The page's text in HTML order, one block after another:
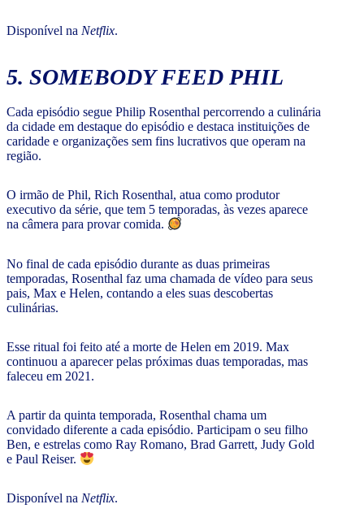
Disponível na Netflix.
5. SOMEBODY FEED PHIL
Cada episódio segue Philip Rosenthal percorrendo a culinária
da cidade em destaque do episódio e destaca instituições de
caridade e organizações sem fins lucrativos que operam na
região.
O irmão de Phil, Rich Rosenthal, atua como produtor
executivo da série, que tem 5 temporadas, às vezes aparece
na câmera para provar comida.
No final de cada episódio durante as duas primeiras
temporadas, Rosenthal faz uma chamada de vídeo para seus
pais, Max e Helen, contando a eles suas descobertas
culinárias.
Esse ritual foi feito até a morte de Helen em 2019. Max
continuou a aparecer pelas próximas duas temporadas, mas
faleceu em 2021.
A partir da quinta temporada, Rosenthal chama um
convidado diferente a cada episódio. Participam o seu filho
Ben, e estrelas como Ray Romano, Brad Garrett, Judy Gold
e Paul Reiser.
Disponível na Netflix.